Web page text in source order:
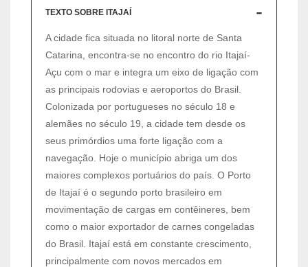
TEXTO SOBRE ITAJAÍ
A cidade fica situada no litoral norte de Santa
Catarina, encontra-se no encontro do rio Itajaí-
Açu com o mar e integra um eixo de ligação com
as principais rodovias e aeroportos do Brasil.
Colonizada por portugueses no século 18 e
alemães no século 19, a cidade tem desde os
seus primórdios uma forte ligação com a
navegação. Hoje o município abriga um dos
maiores complexos portuários do país. O Porto
de Itajaí é o segundo porto brasileiro em
movimentação de cargas em contêineres, bem
como o maior exportador de carnes congeladas
do Brasil. Itajaí está em constante crescimento,
principalmente com novos mercados em